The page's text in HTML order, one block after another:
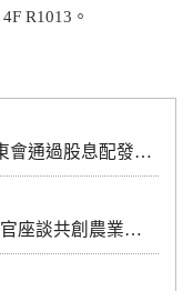
新光保全114年營收獲利雙成長 股東會通過股息配發2元
新光保全力挺《農業永續ESG》 產官座談共創農業永續行動影響力
R1013。